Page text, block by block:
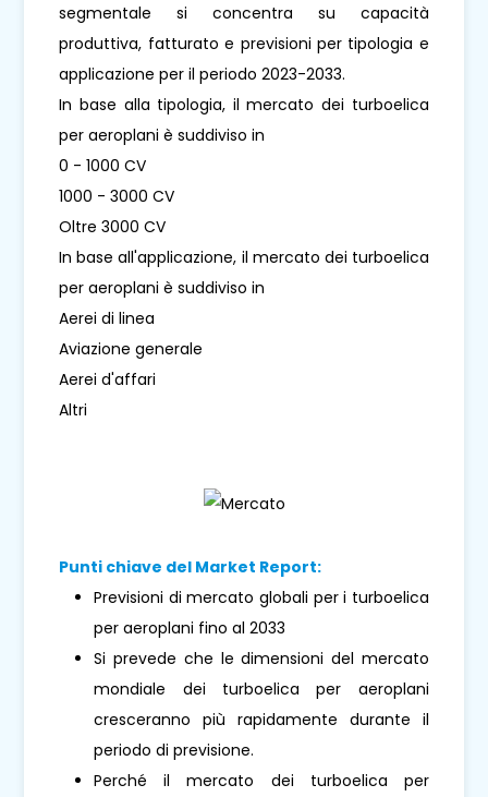
segmentale si concentra su capacità
produttiva, fatturato e previsioni per tipologia e
applicazione per il periodo 2023-2033.
In base alla tipologia, il mercato dei turboelica
per aeroplani è suddiviso in
0 - 1000 CV
1000 - 3000 CV
Oltre 3000 CV
In base all'applicazione, il mercato dei turboelica
per aeroplani è suddiviso in
Aerei di linea
Aviazione generale
Aerei d'affari
Altri
Punti chiave del Market Report:
Previsioni di mercato globali per i turboelica
per aeroplani fino al 2033
Si prevede che le dimensioni del mercato
mondiale dei turboelica per aeroplani
cresceranno più rapidamente durante il
periodo di previsione.
Perché il mercato dei turboelica per